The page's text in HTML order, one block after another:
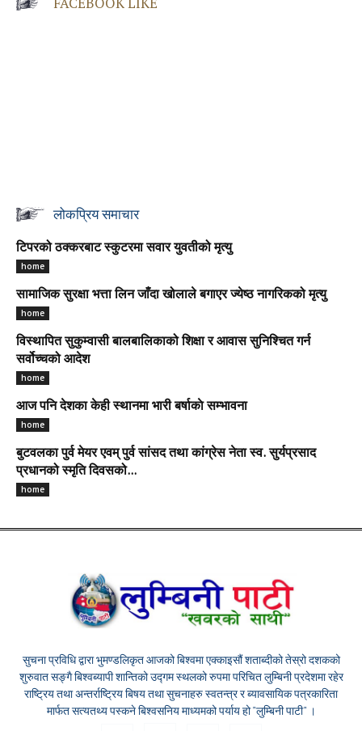
लोकप्रिय समाचार
टिपरको ठक्करबाट स्कुटरमा सवार युवतीको मृत्यु
home
सामाजिक सुरक्षा भत्ता लिन जाँदा खोलाले बगाएर ज्येष्ठ नागरिकको मृत्यु
home
विस्थापित सुकुम्वासी बालबालिकाको शिक्षा र आवास सुनिश्चित गर्न
सर्वोच्चको आदेश
home
आज पनि देशका केही स्थानमा भारी बर्षाकाे सम्भावना
home
बुटवलका पुर्व मेयर एवम् पुर्व सांसद तथा कांग्रेस नेता स्व. सुर्यप्रसाद
प्रधानको स्मृति दिवसको...
home
सुचना प्रविधि द्वारा भुमण्डलिकृत आजको बिश्वमा एक्काइसौं शताब्दीको तेस्रो दशकको
शुरुवात सङ्गै बिश्वब्यापी शान्तिको उद्गम स्थलको रुपमा परिचित लुम्बिनी प्रदेशमा रहेर
राष्ट्रिय तथा अन्तर्राष्ट्रिय बिषय तथा सुचनाहरु स्वतन्त्र र ब्यावसायिक पत्रकारिता
मार्फत सत्यतथ्य पस्कने बिश्वसनिय माध्यमको पर्याय हो "लुम्बिनी पाटी" ।